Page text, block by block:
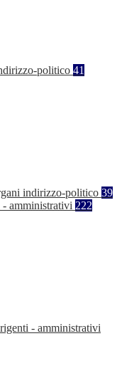
politico 41
indirizzo-politico 39
amministrativi 222
- amministrativi